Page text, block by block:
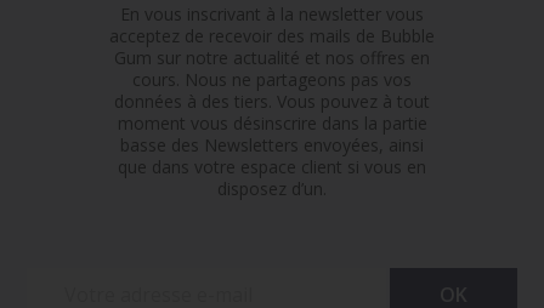
En vous inscrivant à la newsletter vous
acceptez de recevoir des mails de Bubble
Gum sur notre actualité et nos offres en
cours. Nous ne partageons pas vos
données à des tiers. Vous pouvez à tout
moment vous désinscrire dans la partie
basse des Newsletters envoyées, ainsi
que dans votre espace client si vous en
disposez d’un.